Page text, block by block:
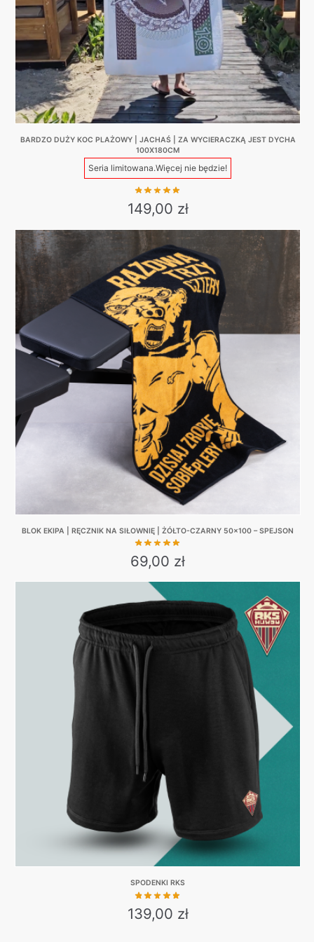
BARDZO DUŻY KOC PLAŻOWY | JACHAŚ | ZA WYCIERACZKĄ JEST DYCHA
100X180CM
Seria limitowana.Więcej nie będzie!
149,00 zł
BLOK EKIPA | RĘCZNIK NA SIŁOWNIĘ | ŻÓŁTO-CZARNY 50×100 – SPEJSON
69,00 zł
SPODENKI RKS
139,00 zł